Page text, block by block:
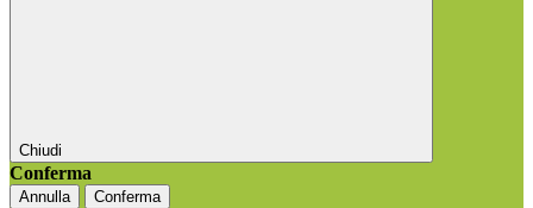
Chiudi
Conferma
Annulla Conferma